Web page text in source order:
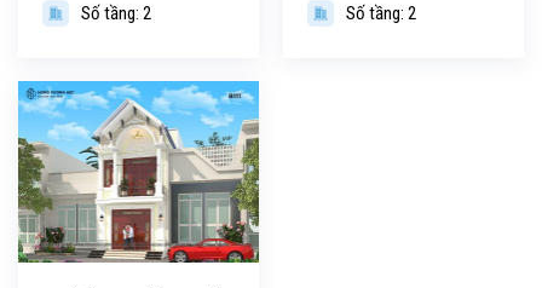
Số tầng: 2
Số tầng: 2